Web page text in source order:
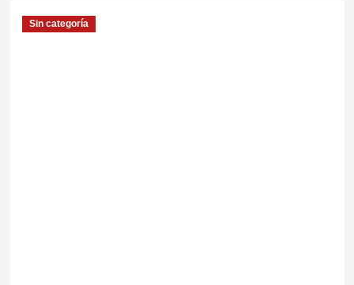
Sin categoría